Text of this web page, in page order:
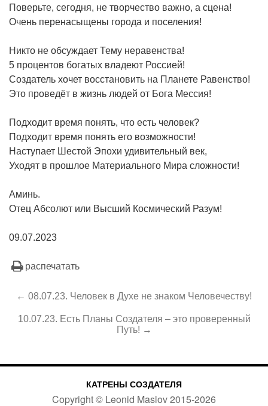
Поверьте, сегодня, не творчество важно, а сцена!
Очень перенасыщены города и поселения!
Никто не обсуждает Тему неравенства!
5 процентов богатых владеют Россией!
Создатель хочет восстановить на Планете Равенство!
Это проведёт в жизнь людей от Бога Мессия!
Подходит время понять, что есть человек?
Подходит время понять его возможности!
Наступает Шестой Эпохи удивительный век,
Уходят в прошлое Материального Мира сложности!
Аминь.
Отец Абсолют или Высший Космический Разум!
09.07.2023
распечатать
← 08.07.23. Человек в Духе не знаком Человечеству!
10.07.23. Есть Планы Создателя – это проверенный
Путь! →
КАТРЕНЫ СОЗДАТЕЛЯ
Copyright © Leonid Maslov2015-2026